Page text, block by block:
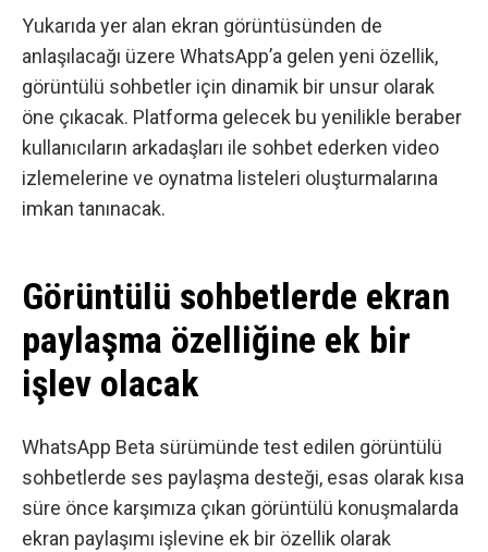
Yukarıda yer alan ekran görüntüsünden de
anlaşılacağı üzere WhatsApp’a gelen yeni özellik,
görüntülü sohbetler için dinamik bir unsur olarak
öne çıkacak. Platforma gelecek bu yenilikle beraber
kullanıcıların arkadaşları ile sohbet ederken video
izlemelerine ve oynatma listeleri oluşturmalarına
imkan tanınacak.
Görüntülü sohbetlerde ekran
paylaşma özelliğine ek bir
işlev olacak
WhatsApp Beta sürümünde test edilen görüntülü
sohbetlerde ses paylaşma desteği, esas olarak kısa
süre önce karşımıza çıkan görüntülü konuşmalarda
ekran paylaşımı işlevine ek bir özellik olarak